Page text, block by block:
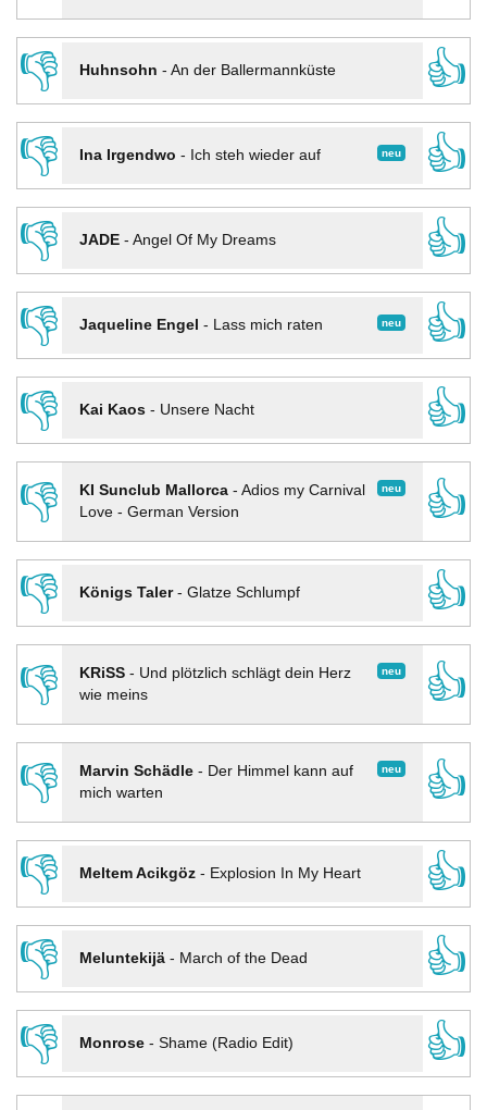
👎
Huhnsohn - An der Ballermannküste
👍
👎
neu
Ina Irgendwo - Ich steh wieder auf
👍
👎
JADE- Angel Of My Dreams
👍
👎
neu
Jaqueline Engel - Lass mich raten
👍
👎
Kai Kaos- Unsere Nacht
👍
👎
neu
KI Sunclub Mallorca- Adios my Carnival
Love - German Version
👍
👎
Königs Taler- Glatze Schlumpf
👍
👎
neu
KRiSS- Und plötzlich schlägt dein Herz
wie meins
👍
👎 neu
Marvin Schädle- Der Himmel kann auf
mich warten
👍
👎
Meltem Acikgöz- Explosion In My Heart
👍
👎
Meluntekijä- March of the Dead
👍
👎
Monrose- Shame (Radio Edit)
👍